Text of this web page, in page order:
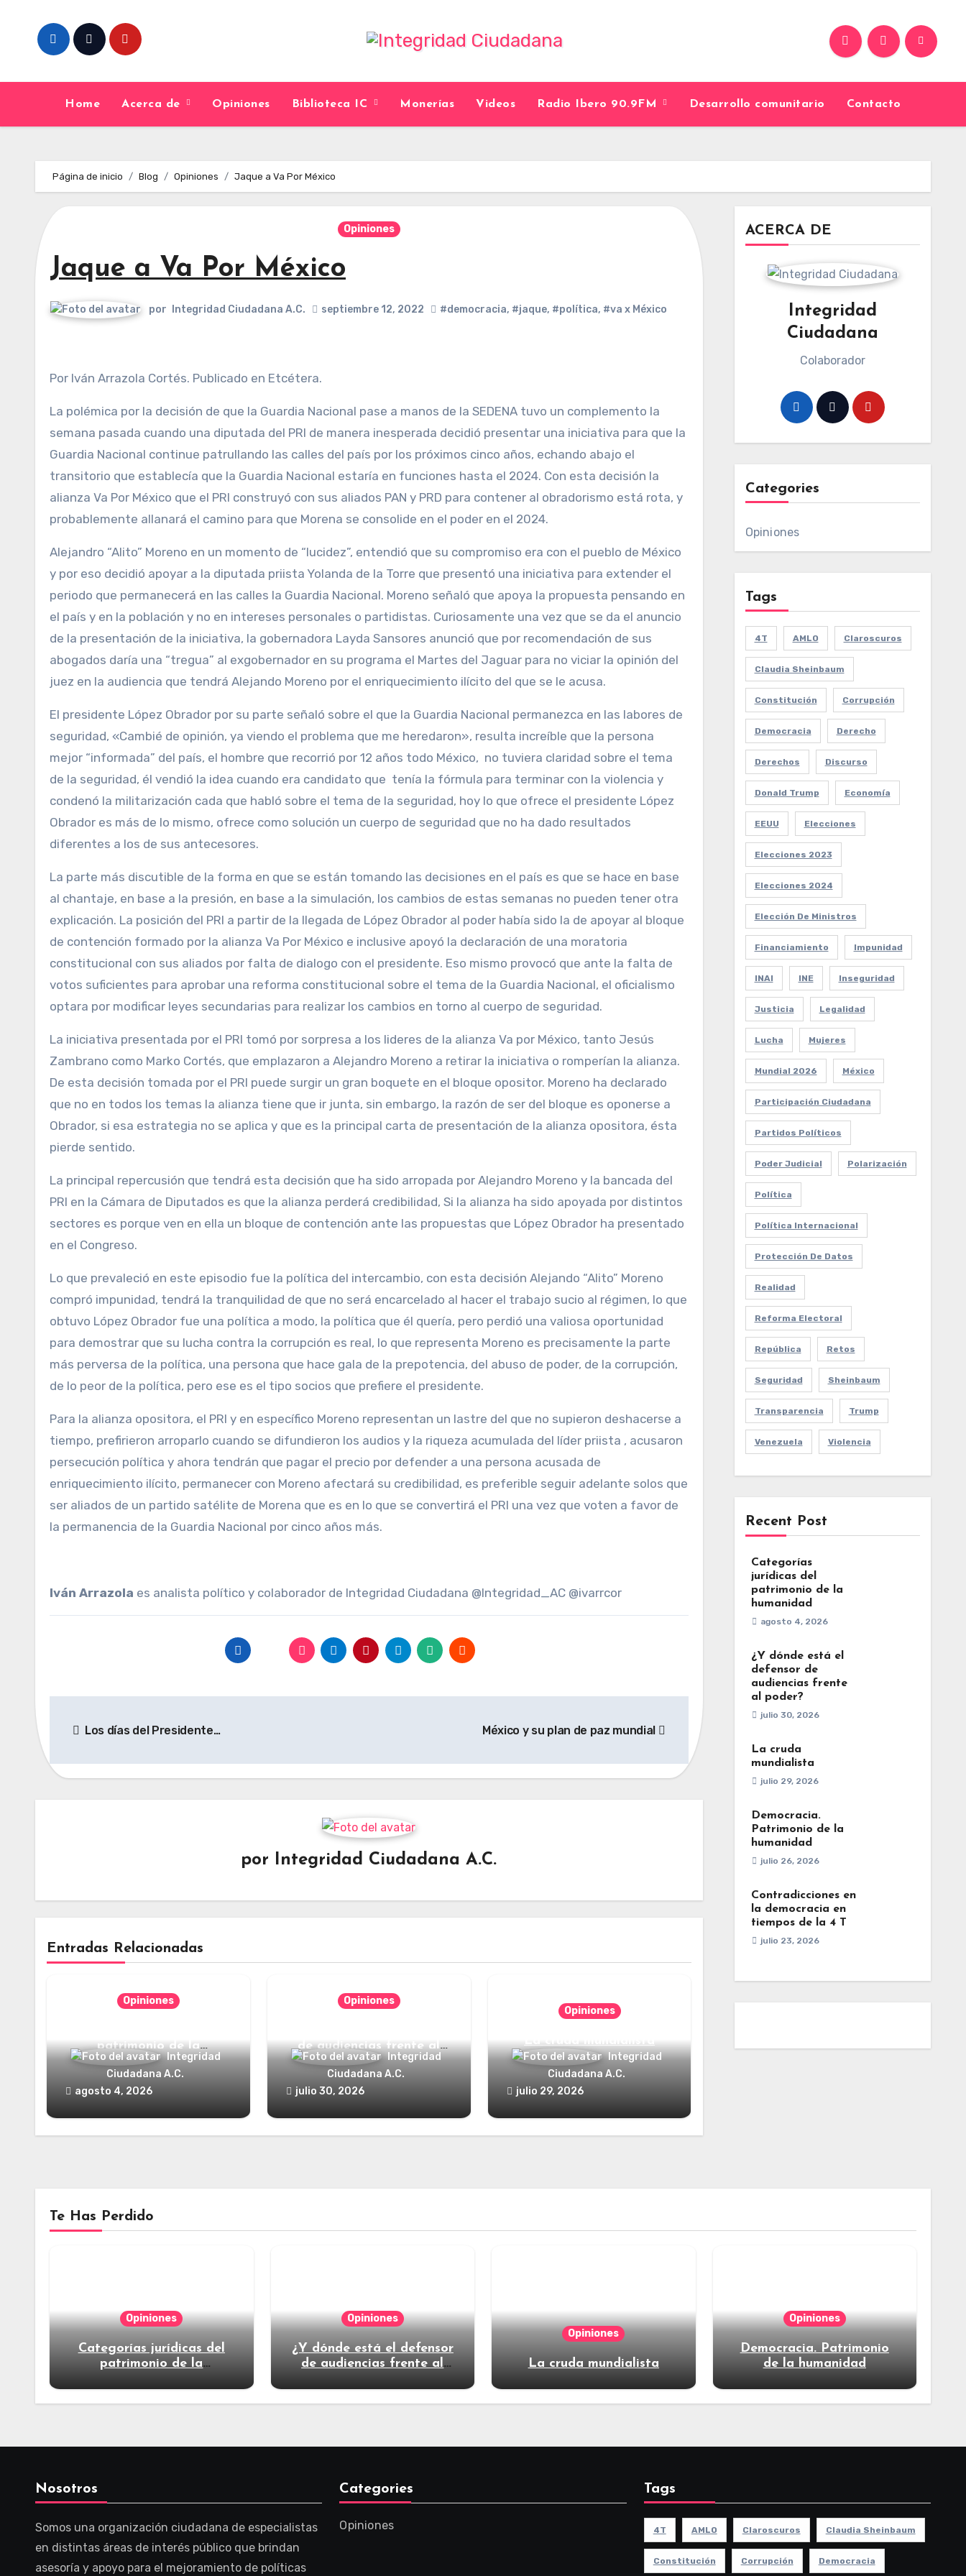
content
Home Acerca de Opiniones Biblioteca IC Monerías Videos Radio Ibero 90.9FM Desarrollo comunitario Contacto
Página de inicio Blog Opiniones Jaque a Va Por México
Opiniones
Jaque a Va Por México
por Integridad Ciudadana A.C. septiembre 12, 2022 #democracia, #jaque, #política, #va x México
Por Iván Arrazola Cortés. Publicado en Etcétera.
La polémica por la decisión de que la Guardia Nacional pase a manos de la SEDENA tuvo un complemento la
semana pasada cuando una diputada del PRI de manera inesperada decidió presentar una iniciativa para que la
Guardia Nacional continue patrullando las calles del país por los próximos cinco años, echando abajo el
transitorio que establecía que la Guardia Nacional estaría en funciones hasta el 2024. Con esta decisión la
alianza Va Por México que el PRI construyó con sus aliados PAN y PRD para contener al obradorismo está rota, y
probablemente allanará el camino para que Morena se consolide en el poder en el 2024.
Alejandro “Alito” Moreno en un momento de “lucidez”, entendió que su compromiso era con el pueblo de México
y por eso decidió apoyar a la diputada priista Yolanda de la Torre que presentó una iniciativa para extender el
periodo que permanecerá en las calles la Guardia Nacional. Moreno señaló que apoya la propuesta pensando en
el país y en la población y no en intereses personales o partidistas. Curiosamente una vez que se da el anuncio
de la presentación de la iniciativa, la gobernadora Layda Sansores anunció que por recomendación de sus
abogados daría una “tregua” al exgobernador en su programa el Martes del Jaguar para no viciar la opinión del
juez en la audiencia que tendrá Alejando Moreno por el enriquecimiento ilícito del que se le acusa.
El presidente López Obrador por su parte señaló sobre el que la Guardia Nacional permanezca en las labores de
seguridad, «Cambié de opinión, ya viendo el problema que me heredaron», resulta increíble que la persona
mejor “informada” del país, el hombre que recorrió por 12 años todo México, no tuviera claridad sobre el tema
de la seguridad, él vendió la idea cuando era candidato que tenía la fórmula para terminar con la violencia y
condenó la militarización cada que habló sobre el tema de la seguridad, hoy lo que ofrece el presidente López
Obrador es más de lo mismo, ofrece como solución un cuerpo de seguridad que no ha dado resultados
diferentes a los de sus antecesores.
La parte más discutible de la forma en que se están tomando las decisiones en el país es que se hace en base
al chantaje, en base a la presión, en base a la simulación, los cambios de estas semanas no pueden tener otra
explicación. La posición del PRI a partir de la llegada de López Obrador al poder había sido la de apoyar al bloque
de contención formado por la alianza Va Por México e inclusive apoyó la declaración de una moratoria
constitucional con sus aliados por falta de dialogo con el presidente. Eso mismo provocó que ante la falta de
votos suficientes para aprobar una reforma constitucional sobre el tema de la Guardia Nacional, el oficialismo
optara por modificar leyes secundarias para realizar los cambios en torno al cuerpo de seguridad.
La iniciativa presentada por el PRI tomó por sorpresa a los lideres de la alianza Va por México, tanto Jesús
Zambrano como Marko Cortés, que emplazaron a Alejandro Moreno a retirar la iniciativa o romperían la alianza.
De esta decisión tomada por el PRI puede surgir un gran boquete en el bloque opositor. Moreno ha declarado
que no en todos los temas la alianza tiene que ir junta, sin embargo, la razón de ser del bloque es oponerse a
Obrador, si esa estrategia no se aplica y que es la principal carta de presentación de la alianza opositora, ésta
pierde sentido.
La principal repercusión que tendrá esta decisión que ha sido arropada por Alejandro Moreno y la bancada del
PRI en la Cámara de Diputados es que la alianza perderá credibilidad, Si la alianza ha sido apoyada por distintos
sectores es porque ven en ella un bloque de contención ante las propuestas que López Obrador ha presentado
en el Congreso.
Lo que prevaleció en este episodio fue la política del intercambio, con esta decisión Alejando “Alito” Moreno
compró impunidad, tendrá la tranquilidad de que no será encarcelado al hacer el trabajo sucio al régimen, lo que
obtuvo López Obrador fue una política a modo, la política que él quería, pero perdió una valiosa oportunidad
para demostrar que su lucha contra la corrupción es real, lo que representa Moreno es precisamente la parte
más perversa de la política, una persona que hace gala de la prepotencia, del abuso de poder, de la corrupción,
de lo peor de la política, pero ese es el tipo socios que prefiere el presidente.
Para la alianza opositora, el PRI y en específico Moreno representan un lastre del que no supieron deshacerse a
tiempo, prefirieron arroparlo cuando se difundieron los audios y la riqueza acumulada del líder priista , acusaron
persecución política y ahora tendrán que pagar el precio por defender a una persona acusada de
enriquecimiento ilícito, permanecer con Moreno afectará su credibilidad, es preferible seguir adelante solos que
ser aliados de un partido satélite de Morena que es en lo que se convertirá el PRI una vez que voten a favor de
la permanencia de la Guardia Nacional por cinco años más.
Iván Arrazola es analista político y colaborador de Integridad Ciudadana @Integridad_AC @ivarrcor
de
entradas
Los días del Presidente… México y su plan de paz mundial
por Integridad Ciudadana A.C.
Entradas Relacionadas
Opiniones
patrimonio de la
humanidadIntegridad
Ciudadana A.C.
agosto 4, 2026
Opiniones
de audiencias frente al
poder?Integridad
Ciudadana A.C.
julio 30, 2026
Opiniones
La cruda mundialista
Integridad
Ciudadana A.C.
julio 29, 2026
ACERCA DE
Integridad
Ciudadana
Colaborador
Categories
Opiniones
Tags
4T AMLO Claroscuros
Claudia Sheinbaum
Constitución Corrupción
Democracia Derecho
Derechos Discurso
Donald Trump Economía
EEUU Elecciones
Elecciones 2023
Elecciones 2024
Elección De Ministros
Financiamiento Impunidad
INAI INE Inseguridad
Justicia Legalidad
Lucha Mujeres
Mundial 2026 México
Participación Ciudadana
Partidos Políticos
Poder Judicial Polarización
Política
Política Internacional
Protección De Datos
Realidad
Reforma Electoral
República Retos
Seguridad Sheinbaum
Transparencia Trump
Venezuela Violencia
Recent Post
Categorías
jurídicas del
patrimonio de la
humanidad
agosto 4, 2026
¿Y dónde está el
defensor de
audiencias frente
al poder?
julio 30, 2026
La cruda
mundialista
julio 29, 2026
Democracia.
Patrimonio de la
humanidad
julio 26, 2026
Contradicciones en
la democracia en
tiempos de la 4 T
julio 23, 2026
Te Has Perdido
Opiniones
Categorías jurídicas del
patrimonio de la
Opiniones
¿Y dónde está el defensor
de audiencias frente al
Opiniones
La cruda mundialista
Opiniones
Democracia. Patrimonio
de la humanidad
Nosotros
Somos una organización ciudadana de especialistas
en distintas áreas de interés público que brindan
asesoría y apoyo para el mejoramiento de políticas
Categories
Opiniones
Tags
4T AMLO Claroscuros Claudia Sheinbaum
Constitución Corrupción Democracia